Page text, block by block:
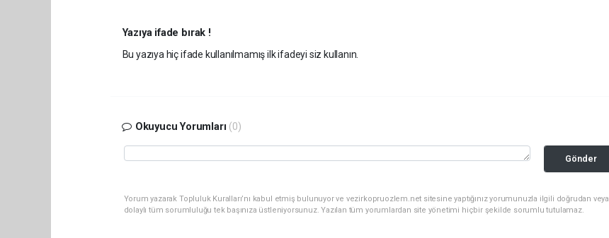
Yazıya ifade bırak !
Bu yazıya hiç ifade kullanılmamış ilk ifadeyi siz kullanın.
Okuyucu Yorumları (0)
Gönder
Yorum yazarak Topluluk Kuralları’nı kabul etmiş bulunuyor ve vezirkopruozlem.net sitesine yaptığınız yorumunuzla ilgili doğrudan veya
dolaylı tüm sorumluluğu tek başınıza üstleniyorsunuz. Yazılan tüm yorumlardan site yönetimi hiçbir şekilde sorumlu tutulamaz.